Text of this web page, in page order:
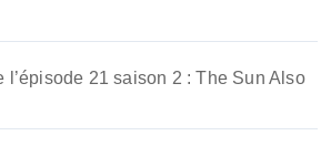
l’épisode 21 saison 2 : The Sun Also